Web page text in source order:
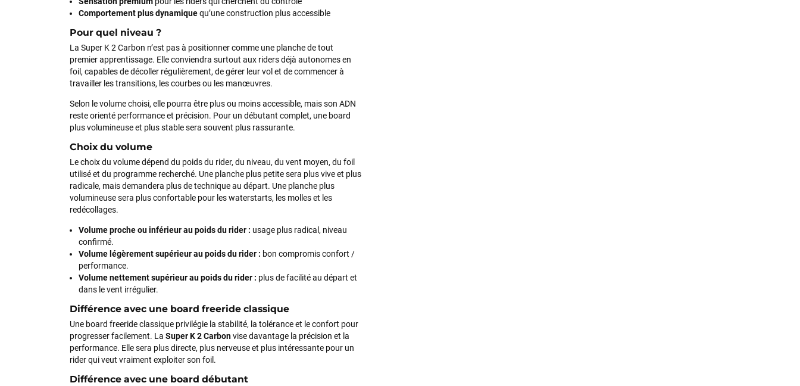
Comportement plus dynamiquequ’une construction plus accessible
Pour quel niveau ?
La Super K 2 Carbon n’est pas à positionner comme une planche de tout
premier apprentissage. Elle conviendra surtout aux riders déjà autonomes en
foil, capables de décoller régulièrement, de gérer leur vol et de commencer à
travailler les transitions, les courbes ou les manœuvres.
Selon le volume choisi, elle pourra être plus ou moins accessible, mais son ADN
reste orienté performance et précision. Pour un débutant complet, une board
plus volumineuse et plus stable sera souvent plus rassurante.
Choix du volume
Le choix du volume dépend du poids du rider, du niveau, du vent moyen, du foil
utilisé et du programme recherché. Une planche plus petite sera plus vive et plus
radicale, mais demandera plus de technique au départ. Une planche plus
volumineuse sera plus confortable pour les waterstarts, les molles et les
redécollages.
Volume proche ou inférieur au poids du rider : usage plus radical, niveau
confirmé.
Volume légèrement supérieur au poids du rider : bon compromis confort /
performance.
Volume nettement supérieur au poids du rider : plus de facilité au départ et
dans le vent irrégulier.
Différence avec une board freeride classique
Une board freeride classique privilégie la stabilité, la tolérance et le confort pour
progresser facilement. La Super K 2 Carbonvise davantage la précision et la
performance. Elle sera plus directe, plus nerveuse et plus intéressante pour un
rider qui veut vraiment exploiter son foil.
Différence avec une board débutant
trouvé une pépite à laquelle je n'aurais jamais pensé ! Excellent conseil
excellent prix et en plus super sympas. Merci encore pour cette severne
Maronui RICHMOND
J'ai acheté une voile d'occasion depuis Tahiti. Super service. L'envoi a
été rapide. La voile est arrivée en super état. Mauruuru roa.